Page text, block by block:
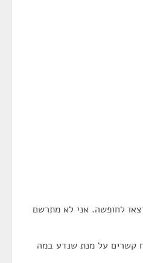
לחופשה. אני לא מתרשם
קשרים על מנת שנדע במה